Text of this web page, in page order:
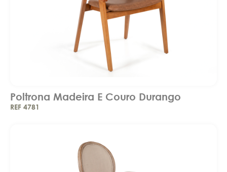
Poltrona Madeira E Couro Durango
REF 4781